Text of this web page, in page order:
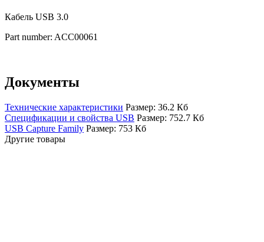
Кабель USB 3.0
Part number: ACC00061
Документы
Технические характеристики Размер: 36.2 Кб
Спецификации и свойства USB Размер: 752.7 Кб
USB Capture Family Размер: 753 Кб
Другие товары